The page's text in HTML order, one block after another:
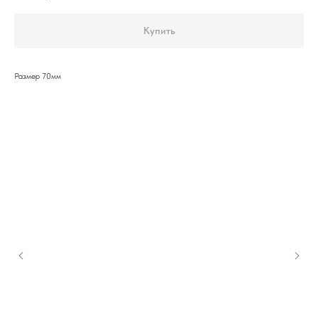
Купить
Размер 70мм